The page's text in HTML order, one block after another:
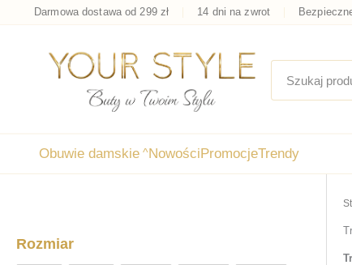
Darmowa dostawa od 299 zł 14 dni na zwrot
Obuwie damskie ^NowościPromocjeTrendy
Rozmiar